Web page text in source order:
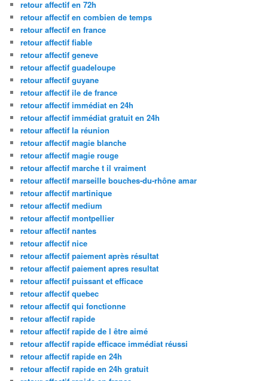
retour affectif en 72h
retour affectif en combien de temps
retour affectif en france
retour affectif fiable
retour affectif geneve
retour affectif guadeloupe
retour affectif guyane
retour affectif ile de france
retour affectif immédiat en 24h
retour affectif immédiat gratuit en 24h
retour affectif la réunion
retour affectif magie blanche
retour affectif magie rouge
retour affectif marche t il vraiment
retour affectif marseille bouches-du-rhône amar
retour affectif martinique
retour affectif medium
retour affectif montpellier
retour affectif nantes
retour affectif nice
retour affectif paiement après résultat
retour affectif paiement apres resultat
retour affectif puissant et efficace
retour affectif quebec
retour affectif qui fonctionne
retour affectif rapide
retour affectif rapide de l être aimé
retour affectif rapide efficace immédiat réussi
retour affectif rapide en 24h
retour affectif rapide en 24h gratuit